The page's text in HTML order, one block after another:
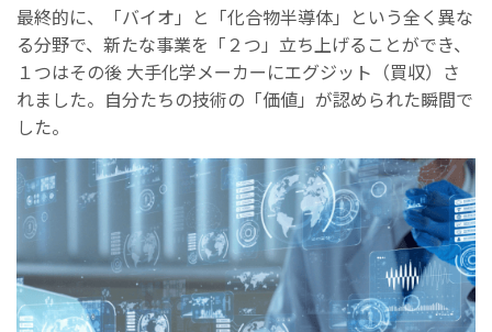
最終的に、「バイオ」と「化合物半導体」という全く異な
る分野で、新たな事業を「２つ」立ち上げることができ、
１つはその後 大手化学メーカーにエグジット（買収）さ
れました。自分たちの技術の「価値」が認められた瞬間で
した。